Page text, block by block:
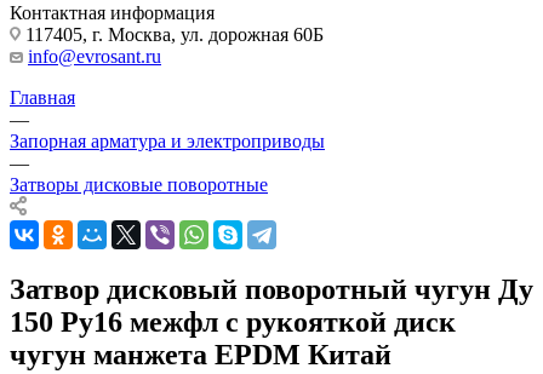
Контактная информация
117405, г. Москва, ул. дорожная 60Б
info@evrosant.ru
Главная
—
Запорная арматура и электроприводы
—
Затворы дисковые поворотные
Затвор дисковый поворотный чугун Ду
150 Ру16 межфл с рукояткой диск
чугун манжета EPDM Китай